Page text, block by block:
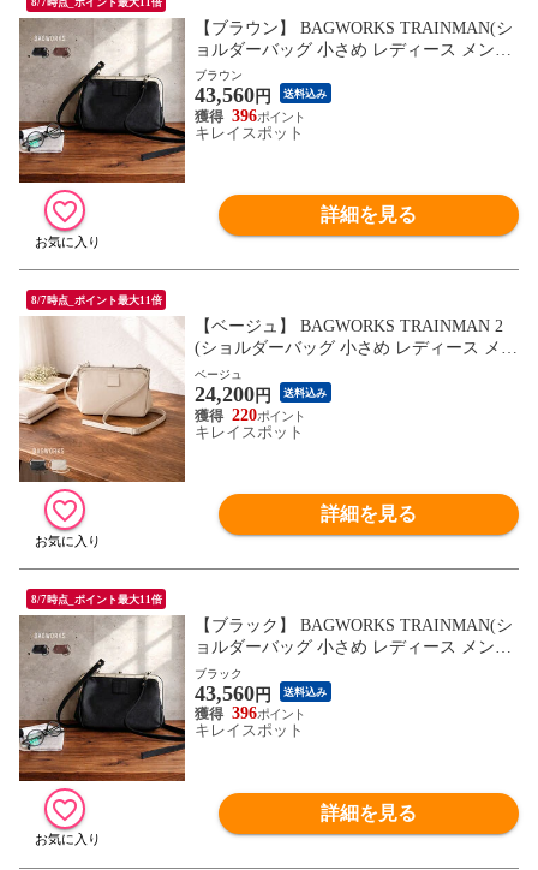
【ブラウン】 BAGWORKS TRAINMAN(シ
ョルダーバッグ 小さめ レディース メンズ
本革 レザー 革 斜めがけバッグ バッグ 鞄
斜めがけ)※1枚目の画像は代表イメージの
ため色・柄が異なる場合がございます。2
枚目以降で色・柄をご確認下さい。
ブラウン
43,560円 送料込み
396
キレイスポット
詳細を見る
8/7時点_ポイント最大11倍
【ベージュ】 BAGWORKS TRAINMAN 2
(ショルダーバッグ 小さめ レディース メン
ズ 斜めがけバッグ バッグ 鞄 斜めがけ ミ
ニショルダー)※1枚目の画像は代表イメー
ジのため色・柄が異なる場合がございま
す。2枚目以降で色・柄をご確認下さい。
ベージュ
24,200円 送料込み
220
キレイスポット
詳細を見る
8/7時点_ポイント最大11倍
【ブラック】 BAGWORKS TRAINMAN(シ
ョルダーバッグ 小さめ レディース メンズ
本革 レザー 革 斜めがけバッグ バッグ 鞄
斜めがけ)※1枚目の画像は代表イメージの
ため色・柄が異なる場合がございます。2
枚目以降で色・柄をご確認下さい。
ブラック
43,560円 送料込み
396
キレイスポット
詳細を見る